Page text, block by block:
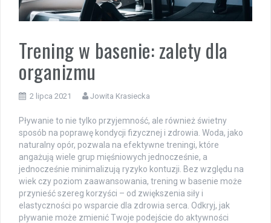
Trening w basenie: zalety dla
organizmu
2 lipca 2021 Jowita Krasiecka
Pływanie to nie tylko przyjemność, ale również świetny
sposób na poprawę kondycji fizycznej i zdrowia. Woda, jako
naturalny opór, pozwala na efektywne treningi, które
angażują wiele grup mięśniowych jednocześnie, a
jednocześnie minimalizują ryzyko kontuzji. Bez względu na
wiek czy poziom zaawansowania, trening w basenie może
przynieść szereg korzyści – od zwiększenia siły i
elastyczności po wsparcie dla zdrowia serca. Odkryj, jak
pływanie może zmienić Twoje podejście do aktywności